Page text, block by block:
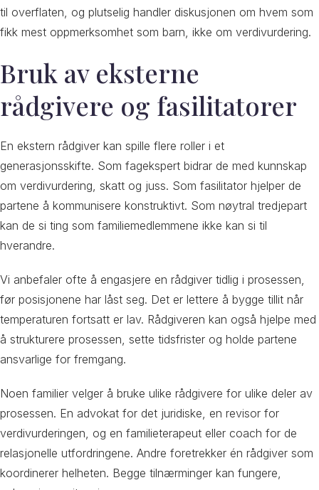
til overflaten, og plutselig handler diskusjonen om hvem som
fikk mest oppmerksomhet som barn, ikke om verdivurdering.
Bruk av eksterne
rådgivere og fasilitatorer
En ekstern rådgiver kan spille flere roller i et
generasjonsskifte. Som fagekspert bidrar de med kunnskap
om verdivurdering, skatt og juss. Som fasilitator hjelper de
partene å kommunisere konstruktivt. Som nøytral tredjepart
kan de si ting som familiemedlemmene ikke kan si til
hverandre.
Vi anbefaler ofte å engasjere en rådgiver tidlig i prosessen,
før posisjonene har låst seg. Det er lettere å bygge tillit når
temperaturen fortsatt er lav. Rådgiveren kan også hjelpe med
å strukturere prosessen, sette tidsfrister og holde partene
ansvarlige for fremgang.
Noen familier velger å bruke ulike rådgivere for ulike deler av
prosessen. En advokat for det juridiske, en revisor for
verdivurderingen, og en familieterapeut eller coach for de
relasjonelle utfordringene. Andre foretrekker én rådgiver som
koordinerer helheten. Begge tilnærminger kan fungere,